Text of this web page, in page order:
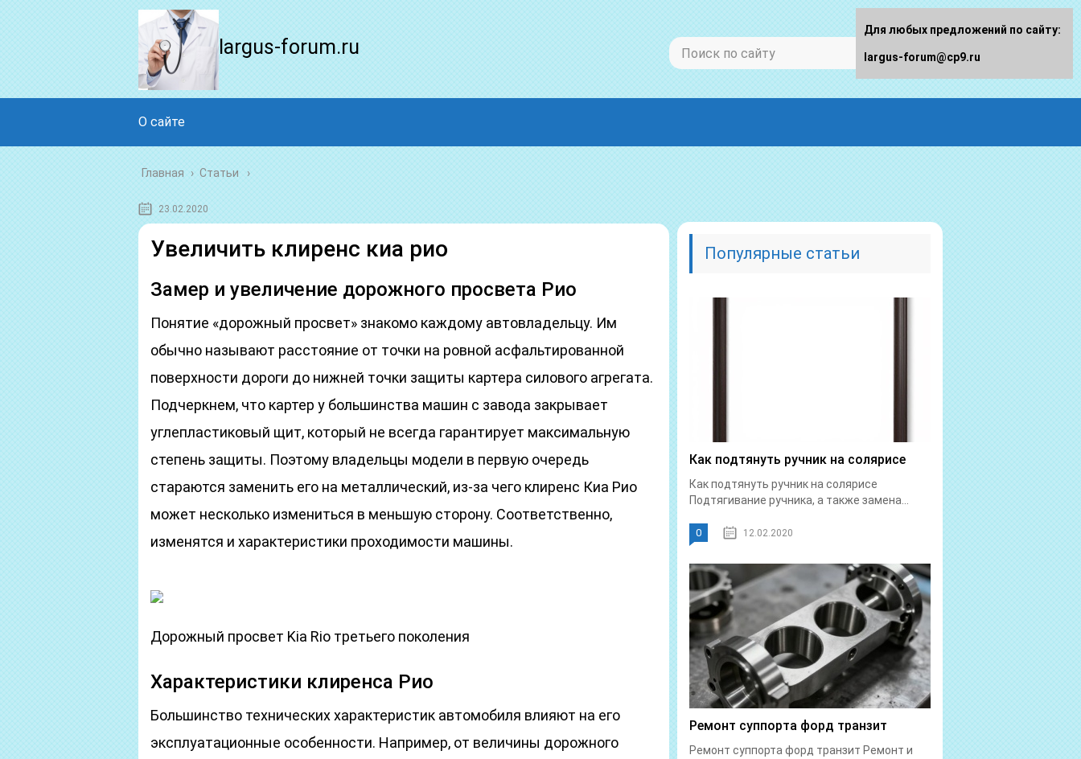
largus-forum.ru
О сайте
Главная › Статьи
23.02.2020
Увеличить клиренс киа рио
Замер и увеличение дорожного просвета Рио
Понятие «дорожный просвет» знакомо каждому автовладельцу. Им
обычно называют расстояние от точки на ровной асфальтированной
поверхности дороги до нижней точки защиты картера силового агрегата.
Подчеркнем, что картер у большинства машин с завода закрывает
углепластиковый щит, который не всегда гарантирует максимальную
степень защиты. Поэтому владельцы модели в первую очередь
стараются заменить его на металлический, из-за чего клиренс Киа Рио
может несколько измениться в меньшую сторону. Соответственно,
изменятся и характеристики проходимости машины.
Дорожный просвет Kia Rio третьего поколения
Характеристики клиренса Рио
Большинство технических характеристик автомобиля влияют на его
эксплуатационные особенности. Например, от величины дорожного
Популярные статьи
Как подтянуть ручник на солярисе
Как подтянуть ручник на солярисе
Подтягивание ручника, а также замена...
0 12.02.2020
Ремонт суппорта форд транзит
Ремонт суппорта форд транзит Ремонт и
Для любых предложений по сайту:
largus-forum@cp9.ru